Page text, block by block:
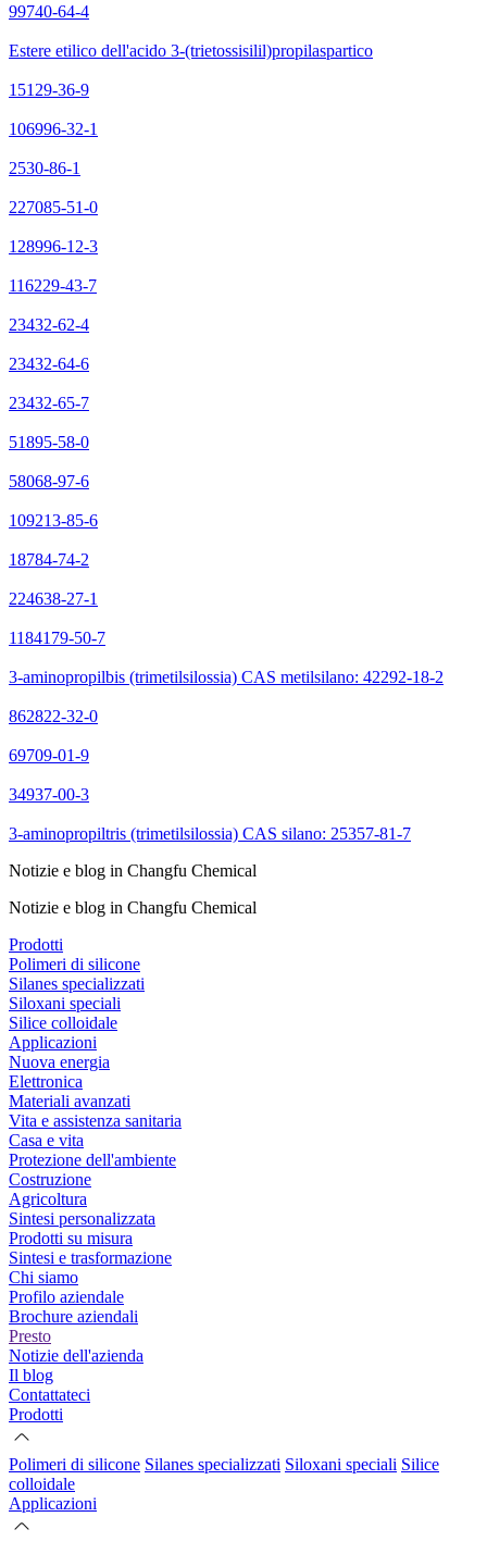
99740-64-4
Estere etilico dell'acido 3-(trietossisilil)propilaspartico
15129-36-9
106996-32-1
2530-86-1
227085-51-0
128996-12-3
116229-43-7
23432-62-4
23432-64-6
23432-65-7
51895-58-0
58068-97-6
109213-85-6
18784-74-2
224638-27-1
1184179-50-7
3-aminopropilbis (trimetilsilossia) CAS metilsilano: 42292-18-2
862822-32-0
69709-01-9
34937-00-3
3-aminopropiltris (trimetilsilossia) CAS silano: 25357-81-7
Notizie e blog in Changfu Chemical
Notizie e blog in Changfu Chemical
Prodotti
Polimeri di silicone
Silanes specializzati
Siloxani speciali
Silice colloidale
Applicazioni
Nuova energia
Elettronica
Materiali avanzati
Vita e assistenza sanitaria
Casa e vita
Protezione dell'ambiente
Costruzione
Agricoltura
Sintesi personalizzata
Prodotti su misura
Sintesi e trasformazione
Chi siamo
Profilo aziendale
Brochure aziendali
Presto
Notizie dell'azienda
Il blog
Contattateci
Prodotti
Polimeri di silicone Silanes specializzati Siloxani speciali Silice
colloidale
Applicazioni